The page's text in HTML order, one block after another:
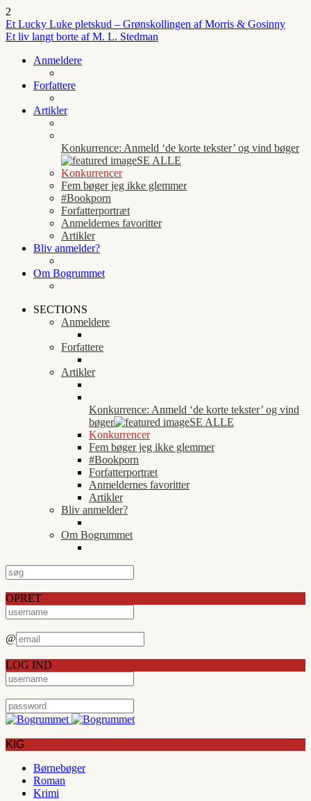
2
Et Lucky Luke pletskud – Grønskollingen af Morris & Gosinny
Et liv langt borte af M. L. Stedman
Anmeldere
Forfattere
Artikler
Konkurrence: Anmeld ‘de korte tekster’ og vind bøger
SE ALLE
Konkurrencer
Fem bøger jeg ikke glemmer
#Bookporn
Forfatterportræt
Anmeldernes favoritter
Artikler
Bliv anmelder?
Om Bogrummet
SECTIONS
Anmeldere
Forfattere
Artikler
Konkurrence: Anmeld ‘de korte tekster’ og vind
bøger
SE ALLE
Konkurrencer
Fem bøger jeg ikke glemmer
#Bookporn
Forfatterportræt
Anmeldernes favoritter
Artikler
Bliv anmelder?
Om Bogrummet
OPRET
@
LOG IND
KIG
Børnebøger
Roman
Krimi